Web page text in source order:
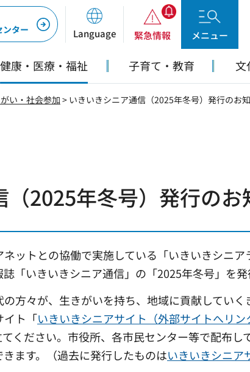
ンター
Language 緊急情報 メニュー
健康・医療・福祉 子育て・教育 文
い・社会参加 > いきいきシニア通信（2025年冬号）発行のお
2025年冬号）発行のお
ットとの協働で実施している「いきいきシニア
「いきいきシニア通信」の「2025年冬号」を発
方々が、生きがいを持ち、地域に貢献していく
イト「いきいきシニアサイト（外部サイトへリン
ください。市役所、各市民センター等で配布し
ます。（過去に発行したものはいきいきシニア